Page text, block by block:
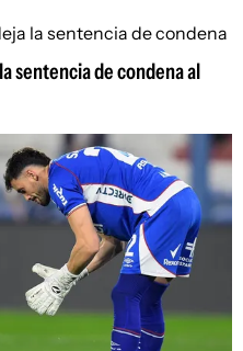
sentencia de condena al